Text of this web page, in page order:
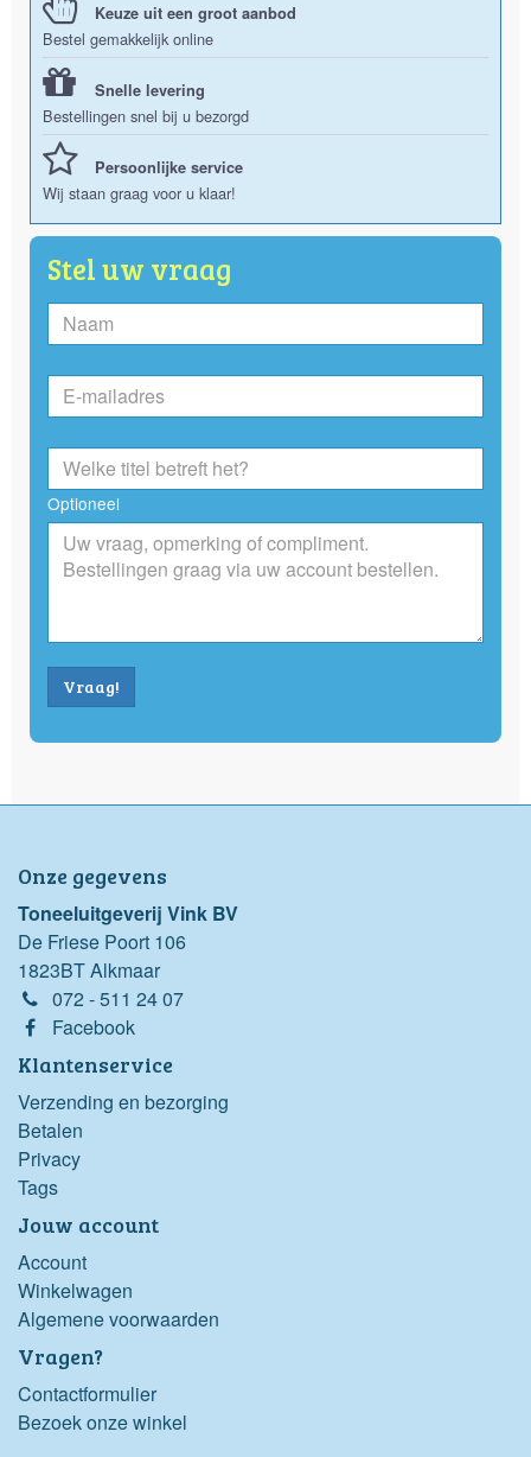
Keuze uit een groot aanbod
Bestel gemakkelijk online
Snelle levering
Bestellingen snel bij u bezorgd
Persoonlijke service
Wij staan graag voor u klaar!
Stel uw vraag
Optioneel
Vraag!
Onze gegevens
Toneeluitgeverij Vink BV
De Friese Poort 106
1823BT Alkmaar
072 - 511 24 07
Facebook
Klantenservice
Verzending en bezorging
Betalen
Privacy
Tags
Jouw account
Account
Winkelwagen
Algemene voorwaarden
Vragen?
Contactformulier
Bezoek onze winkel